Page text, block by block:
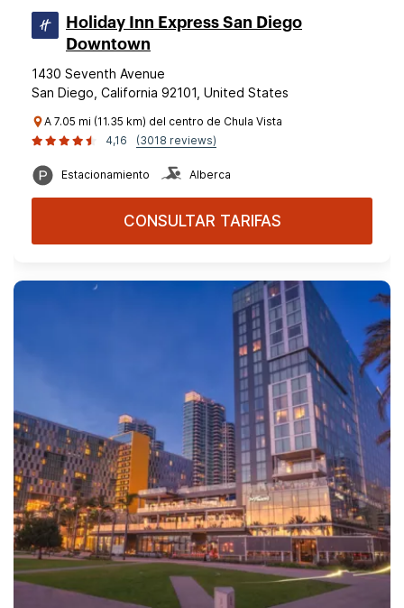
Holiday Inn Express San Diego
Downtown
1430 Seventh Avenue
San Diego, California 92101, United States
A 7.05 mi (11.35 km) del centro de Chula Vista
4,16
(3018 reviews)
Estacionamiento Alberca
CONSULTAR TARIFAS